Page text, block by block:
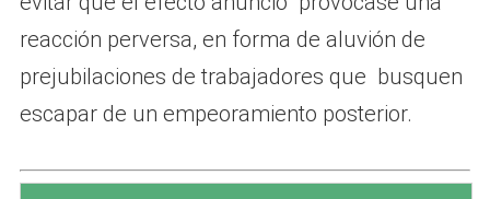
reacción perversa, en forma de aluvión de
prejubilaciones de trabajadores que busquen
escapar de un empeoramiento posterior.